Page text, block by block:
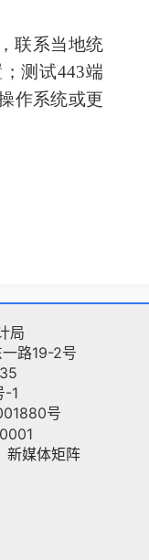
联系当地统
测试443端
作系统或更
局
路19-2号
-1
号
新媒体矩阵